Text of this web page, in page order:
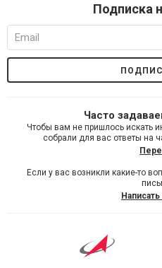
Подписка
Часто
Чтобы вам не пришлось искать
собрали для вас ответы на
Если у вас возникли какие-то